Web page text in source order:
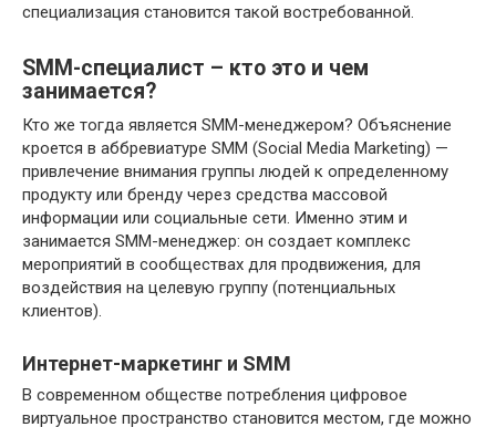
специализация становится такой востребованной.
SMM-специалист – кто это и чем
занимается?
Кто же тогда является SMM-менеджером? Объяснение
кроется в аббревиатуре SMM (Social Media Marketing) —
привлечение внимания группы людей к определенному
продукту или бренду через средства массовой
информации или социальные сети. Именно этим и
занимается SMM-менеджер: он создает комплекс
мероприятий в сообществах для продвижения, для
воздействия на целевую группу (потенциальных
клиентов).
Интернет-маркетинг и SMM
В современном обществе потребления цифровое
виртуальное пространство становится местом, где можно